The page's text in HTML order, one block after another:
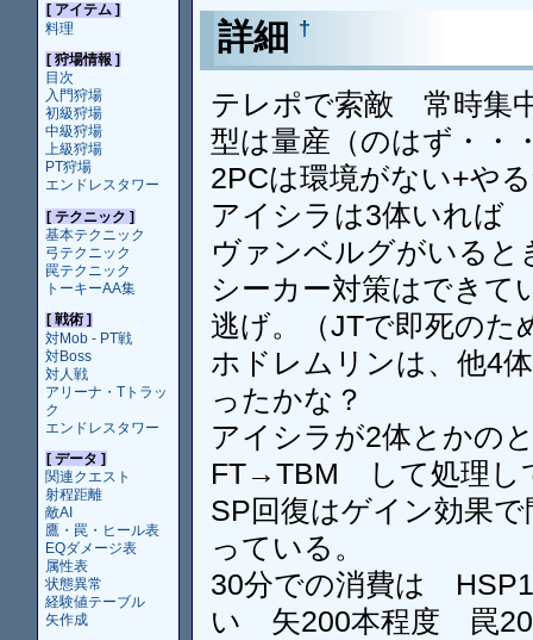
[ アイテム ]
料理
[ 狩場情報 ]
目次
入門狩場
初級狩場
中級狩場
上級狩場
PT狩場
エンドレスタワー
[ テクニック ]
基本テクニック
弓テクニック
罠テクニック
トーキーAA集
[ 戦術 ]
対Mob - PT戦
対Boss
対人戦
アリーナ・Tトラッ
ク
エンドレスタワー
[ データ ]
関連クエスト
射程距離
敵AI
鷹・罠・ヒール表
EQダメージ表
属性表
状態異常
経験値テーブル
矢作成
詳細 †
テレポで索敵 常時集
型は量産（のはず・・
2PCは環境がない+や
アイシラは3体いれ
ヴァンベルグがいる
シーカー対策はできて
逃げ。（JTで即死のた
ホドレムリンは、他
ったかな？
アイシラが2体とかの
FT→TBM して処理し
SP回復はゲイン効果
っている。
30分での消費は
い 矢200本程度 罠